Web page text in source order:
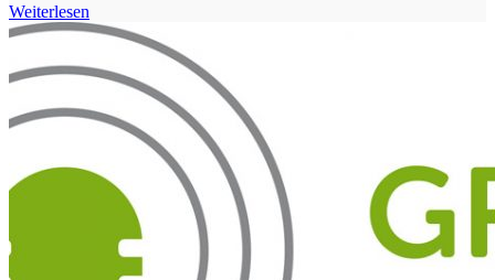
Weiterlesen